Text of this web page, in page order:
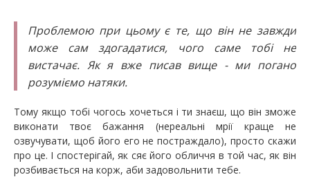
Проблемою при цьому є те, що він не завжди
може сам здогадатися, чого саме тобі не
вистачає. Як я вже писав вище - ми погано
розуміємо натяки.
Тому якщо тобі чогось хочеться і ти знаєш, що він зможе
виконати твоє бажання (нереальні мрії краще не
озвучувати, щоб його его не постраждало), просто скажи
про це. І спостерігай, як сяє його обличчя в той час, як він
розбивається на корж, аби задовольнити тебе.